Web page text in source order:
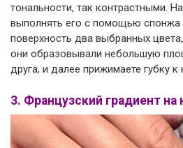
тональности, так контрастными.
выполнять его с помощью спонжа
поверхность два выбранных
они образовывали небольшую
друга, и далее прижимаете губку к
3. Французский градиент на